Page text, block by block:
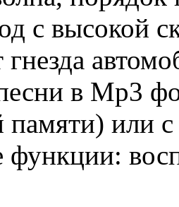
с высокой
гнезда
в Мр3
памяти) или